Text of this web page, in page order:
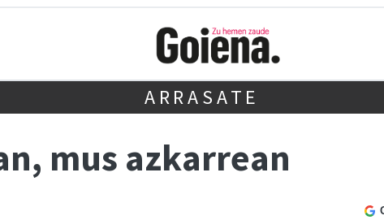
ARRASATE
mus azkarrean